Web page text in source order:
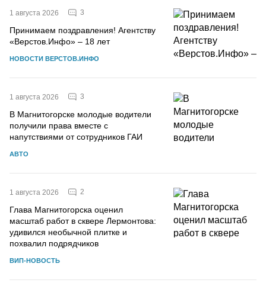
1 августа 2026 3
Принимаем поздравления! Агентству
«Верстов.Инфо» – 18 лет
НОВОСТИ ВЕРСТОВ.ИНФО
1 августа 2026 3
В Магнитогорске молодые водители
получили права вместе с
напутствиями от сотрудников ГАИ
АВТО
1 августа 2026 2
Глава Магнитогорска оценил
масштаб работ в сквере Лермонтова:
удивился необычной плитке и
похвалил подрядчиков
ВИП-НОВОСТЬ